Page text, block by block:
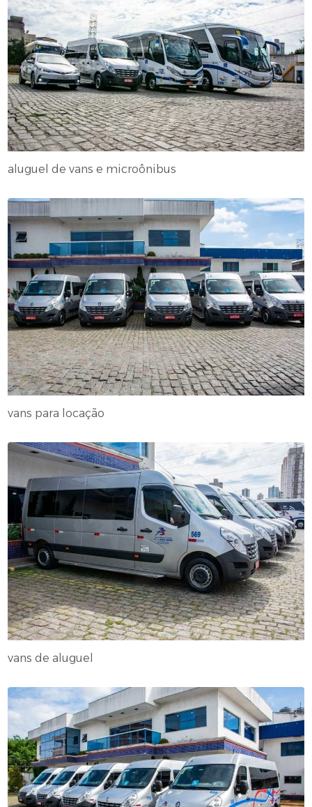
aluguel de vans e microônibus
vans para locação
vans de aluguel